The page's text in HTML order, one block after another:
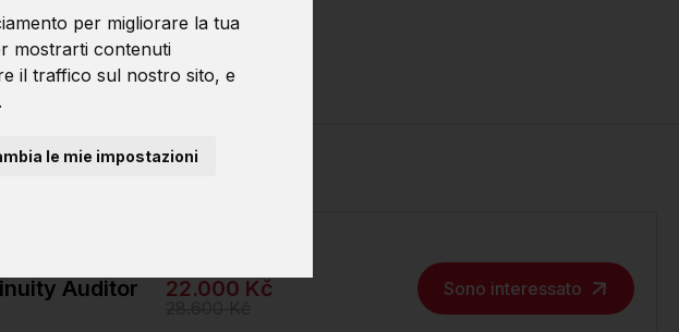
per migliorare la tua
mostrarti contenuti
il traffico sul nostro sito, e
le mie impostazioni
Tecniche di debugging.
Auditor 22.000 Kč Sono interessato